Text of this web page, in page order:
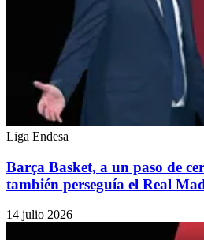
Liga Endesa
Barça Basket, a un paso de
también perseguía el Real
14 julio 2026